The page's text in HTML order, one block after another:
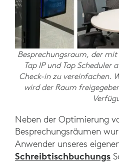
Besprechungsraum, der
Tap IP und Tap
Check-in zu vereinfachen.
wird der Raum
Neben der Optimierung
Besprechungsräumen
Anwender unseres
Schreibtischbuchungs